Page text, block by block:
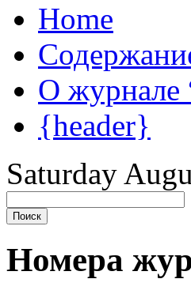
Home
О журнале
{header}
Saturday
Номера